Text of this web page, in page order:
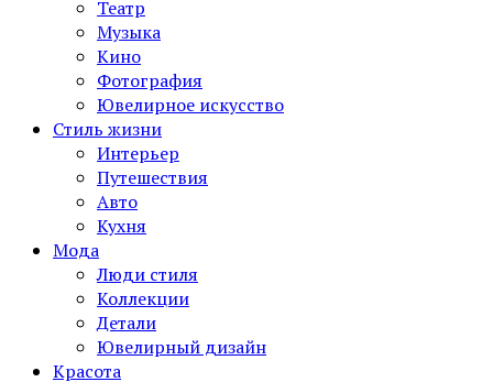
Театр
Музыка
Кино
Фотография
Ювелирное искусство
Стиль жизни
Интерьер
Путешествия
Авто
Кухня
Мода
Люди стиля
Коллекции
Детали
Ювелирный дизайн
Красота